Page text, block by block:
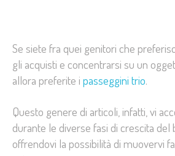
Se siete fra quei genitori che
gli acquisti e concentrarsi su un
allora preferite i passeggini trio.
Questo genere di articoli, infatti, vi
durante le diverse fasi di crescita del
offrendovi la possibilità di muovervi